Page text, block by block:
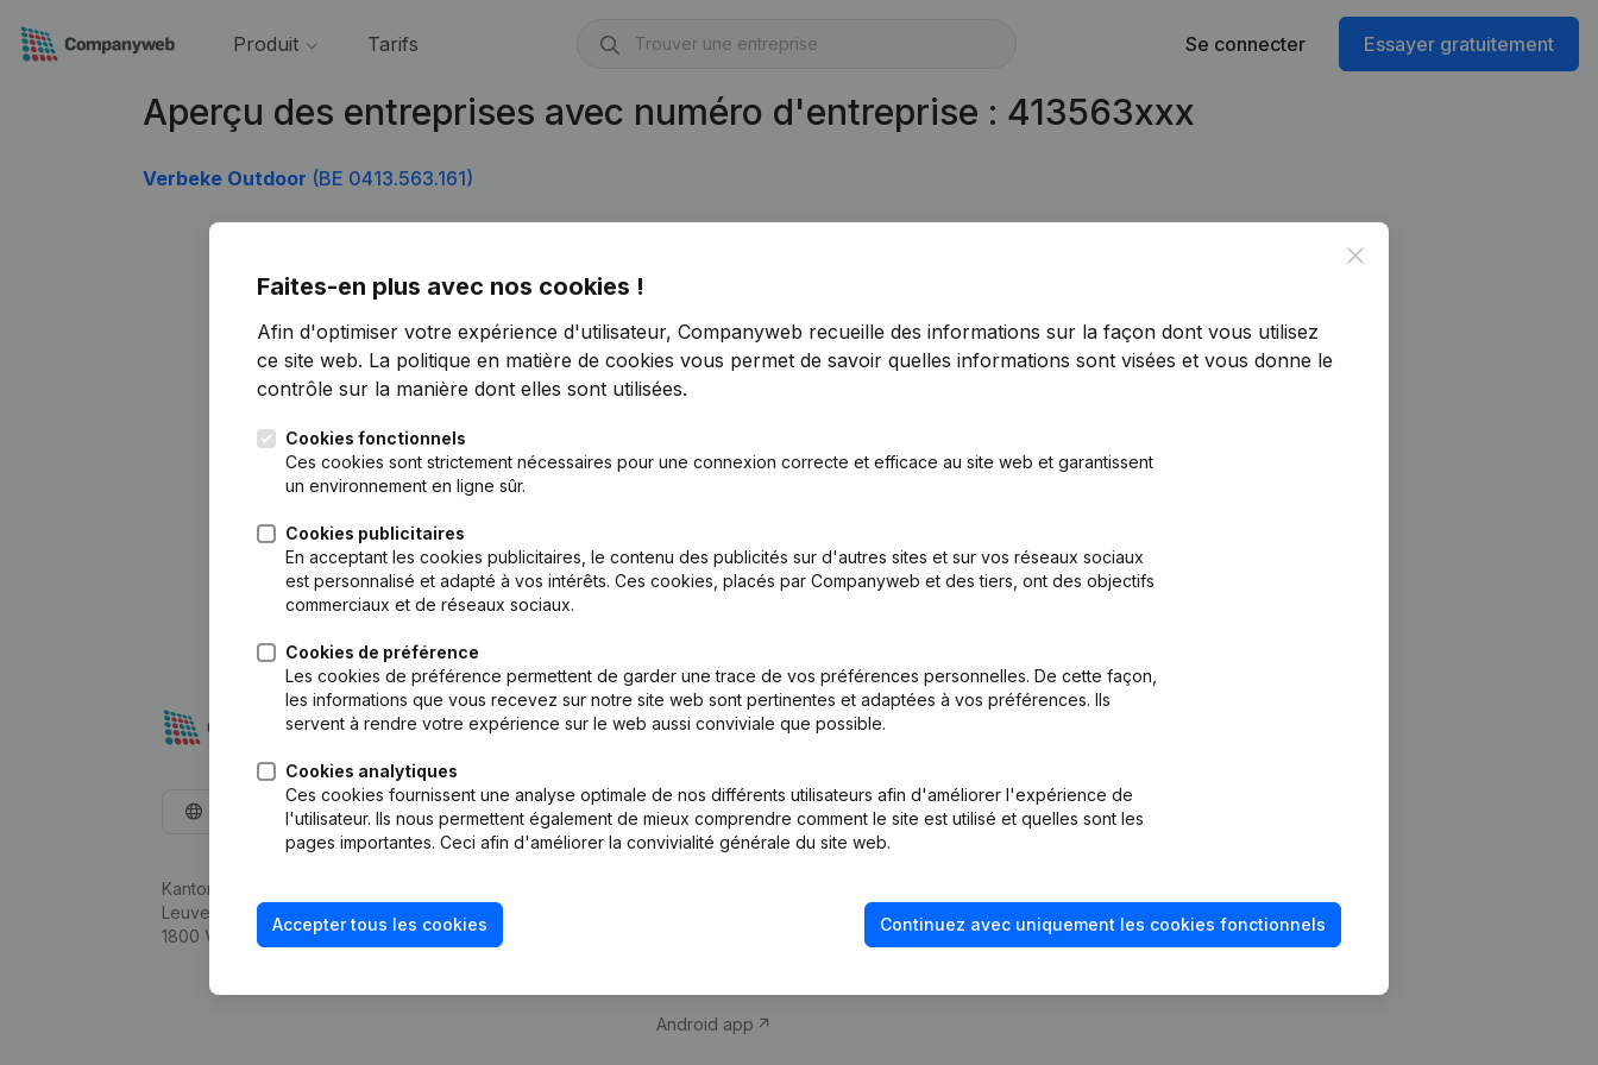
Produit Tarifs Se connecter Essayer gratuitement
Aperçu des entreprises avec numéro d'entreprise : 413563xxx
Verbeke Outdoor (BE 0413.563.161)
Close
Faites-en plus avec nos cookies !
Afin d'optimiser votre expérience d'utilisateur, Companyweb recueille des informations sur la façon dont vous utilisez
ce site web. La politique en matière de cookies vous permet de savoir quelles informations sont visées et vous donne le
contrôle sur la manière dont elles sont utilisées.
Cookies fonctionnels
Ces cookies sont strictement nécessaires pour une connexion correcte et efficace au site web et garantissent
un environnement en ligne sûr.
Cookies publicitaires
En acceptant les cookies publicitaires, le contenu des publicités sur d'autres sites et sur vos réseaux sociaux
est personnalisé et adapté à vos intérêts. Ces cookies, placés par Companyweb et des tiers, ont des objectifs
commerciaux et de réseaux sociaux.
Cookies de préférence
Les cookies de préférence permettent de garder une trace de vos préférences personnelles. De cette façon,
les informations que vous recevez sur notre site web sont pertinentes et adaptées à vos préférences. Ils
servent à rendre votre expérience sur le web aussi conviviale que possible.
Cookies analytiques
Ces cookies fournissent une analyse optimale de nos différents utilisateurs afin d'améliorer l'expérience de
l'utilisateur. Ils nous permettent également de mieux comprendre comment le site est utilisé et quelles sont les
pages importantes. Ceci afin d'améliorer la convivialité générale du site web.
Accepter tous les cookies Continuez avec uniquement les cookies fonctionnels
Français
Kantorenpark Everest
Leuvensesteenweg 248D,
1800 Vilvoorde
Produit
d’entreprise
Monitoring
Android app
fraude
Consulter des comptes annuels
Vérification de la solvabilité